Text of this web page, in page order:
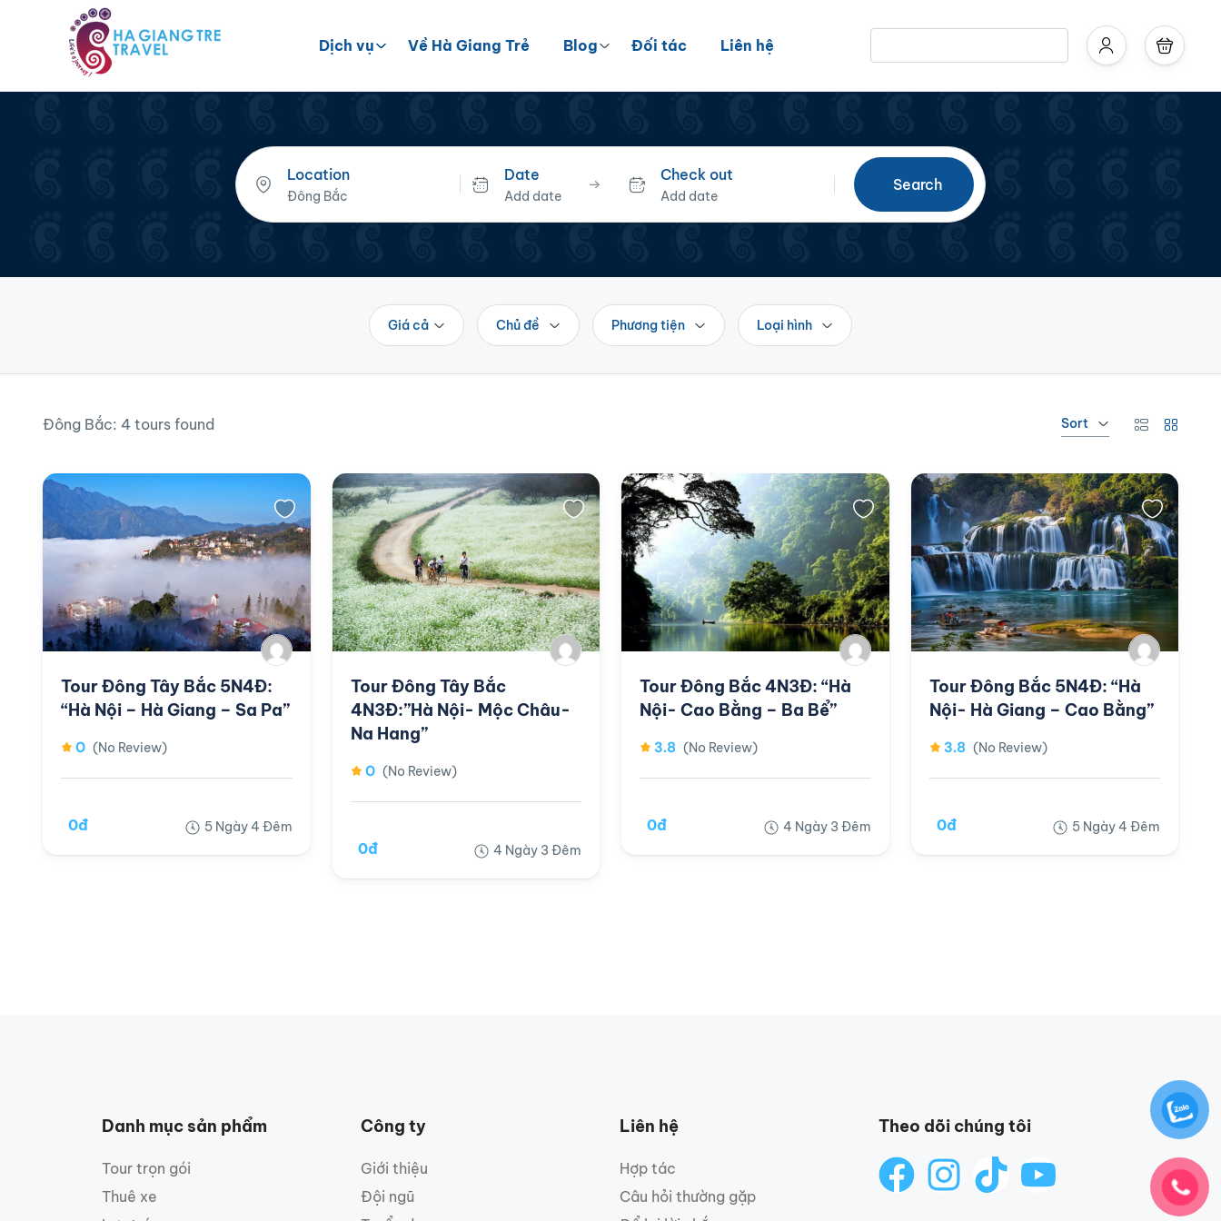
Dịch vụ Về Hà Giang Trẻ Blog Đối tác Liên hệ
Location Date
Add date
Check out
Add date
Search
Giá cả Chủ đề Phương tiện Loại hình
Sort
Đông Bắc: 4 tours found
Tour Đông Tây Bắc 5N4Đ:
“Hà Nội – Hà Giang – Sa Pa”
0 (No Review)
0đ 5 Ngày 4 Đêm
Tour Đông Tây Bắc
4N3Đ:”Hà Nội- Mộc Châu-
Na Hang”
0 (No Review)
0đ 4 Ngày 3 Đêm
Tour Đông Bắc 4N3Đ: “Hà
Nội- Cao Bằng – Ba Bể”
3.8 (No Review)
0đ 4 Ngày 3 Đêm
Tour Đông Bắc 5N4Đ: “Hà
Nội- Hà Giang – Cao Bằng”
3.8 (No Review)
0đ 5 Ngày 4 Đêm
Danh mục sản phẩm
Tour trọn gói
Thuê xe
Công ty
Giới thiệu
Đội ngũ
Liên hệ
Hợp tác
Câu hỏi thường gặp
Theo dõi chúng tôi